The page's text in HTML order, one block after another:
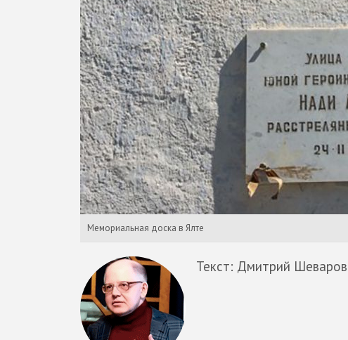
Мемориальная доска в Ялте
Текст: Дмитрий Шеваров